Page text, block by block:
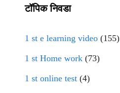
टॉपिक निवडा
1 st e learning video (155)
1 st Home work (73)
1 st online test (4)